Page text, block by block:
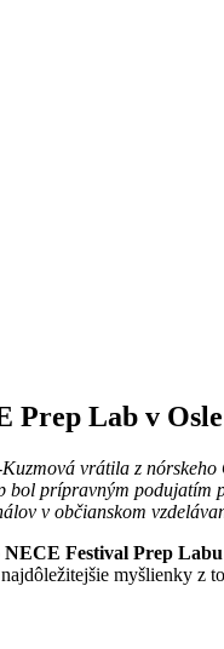
Prep Lab v
vrátila z
prípravným
v občianskom
NECE Festival Prep Labu
myšlienky z